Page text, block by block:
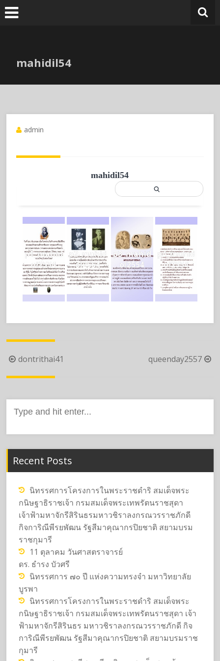
Skip
to
mahidil54
admin
mahidil54
p1_mahid
ol2554
p2_mahid
ol2554
p3_mahid
ol2554
p4_mahid
ol2554
Post
navigation
dontrithai41 queenday2557
for:
Recent Posts
นิทรรศการโครงการในพระราชดำริ สมเด็จพระ
กนิษฐาธิราชเจ้า กรมสมเด็จพระเทพรัตนราชสุดา
เจ้าฟ้ามหาจักรีสิรินธรมหาวชิราลงกรณวรราชภักดี
กิจการิณีพีรยพัฒน รัฐสีมาคุณากรปิยชาติ สยามบรม
ราชกุมารี
11 ตุลาคม วันศาสตราจารย์
ดร. ธำรง บัวศรี
นิทรรศการ ๗๐ ปี แห่งความทรงจำ มหาวิทยาลัย
บูรพา
นิทรรศการโครงการในพระราชดำริ สมเด็จพระ
กนิษฐาธิราชเจ้า กรมสมเด็จพระเทพรัตนราชสุดา เจ้า
ฟ้ามหาจักรีสิรินธร มหาวชิราลงกรณวรราชภักดี กิจ
การิณีพีรยพัฒน รัฐสีมาคุณากรปิยชาติ สยามบรมราช
กุมารี